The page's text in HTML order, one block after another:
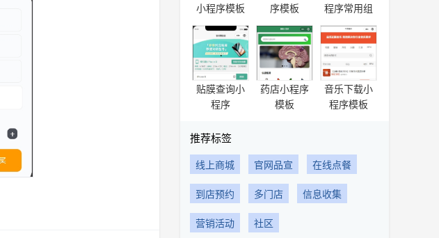
小程序模板
序模板
程序常用组
件库
贴膜查询小
程序
药店小程序
模板
音乐下载小
程序模板
推荐标签
线上商城 官网品宣 在线点餐
到店预约 多门店 信息收集
营销活动 社区